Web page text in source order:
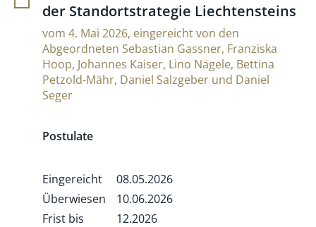
der Stand­ort­stra­tegie Liechtensteins
vom 4. Mai 2026, eingereicht von den
Abgeordneten Sebastian Gassner, Franziska
Hoop, Johannes Kaiser, Lino Nägele, Bettina
Petzold-Mähr, Daniel Salzgeber und Daniel
Seger
Postulate
Eingereicht
08.05.2026
Überwiesen
10.06.2026
Frist bis
12.2026